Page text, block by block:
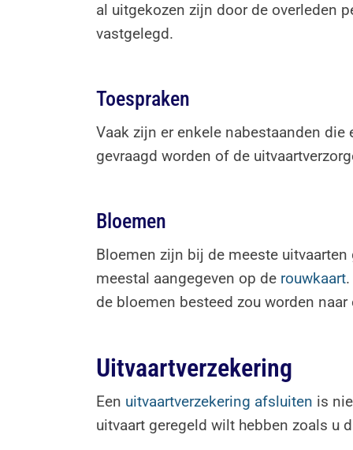
al uitgekozen zijn door de overleden
vastgelegd.
Toespraken
Vaak zijn er enkele nabestaanden
gevraagd worden of de
Bloemen
Bloemen zijn bij de meeste
meestal aangegeven op de rouwkaart.
de bloemen besteed zou worden
Uitvaartverzekering
Een uitvaartverzekering afsluiten is
uitvaart geregeld wilt hebben zoals u